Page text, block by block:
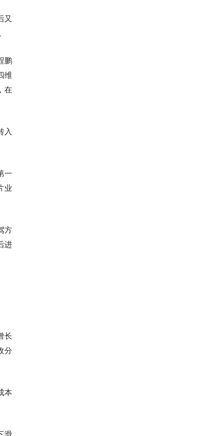
又
鹏
维
在
入
一
业
方
进
长
分
本